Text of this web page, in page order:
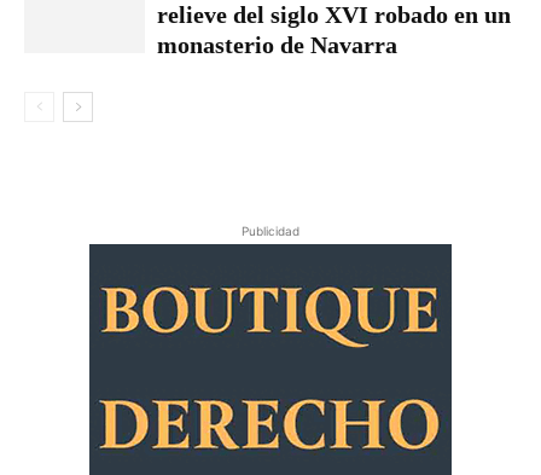
relieve del siglo XVI robado en un
monasterio de Navarra
Publicidad